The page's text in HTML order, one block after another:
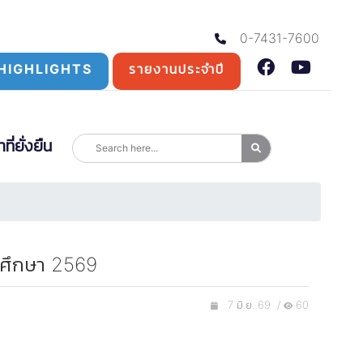
0-7431-7600
รายงานประจำปี
ที่ยั่งยืน
กษา 2569
7 มิ.ย. 69 / 60